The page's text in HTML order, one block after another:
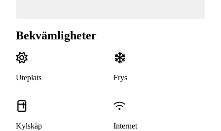
Bekvämligheter
Uteplats Frys
Kylskåp Internet